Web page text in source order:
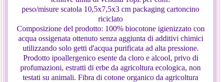
peso/misure scatola 10,5x7,5x3 cm packaging cartoncino
riciclato
Composizione del prodotto: 100% biocotone igienizzato con
acqua ossigenata ottenuto senza aggiunta di additivi chimici
utilizzando solo getti d'acqua purificata ad alta pressione.
Prodotto ipoallergenico esente da cloro e alcool, privo di
profumazioni, estratti di erbe da agricoltura ecologica, non
testati su animali. Fibra di cotone organico da agricoltura